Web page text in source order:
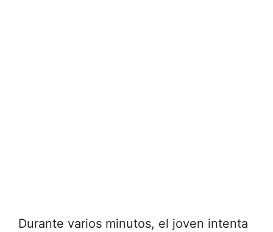
Durante varios minutos, el joven intenta